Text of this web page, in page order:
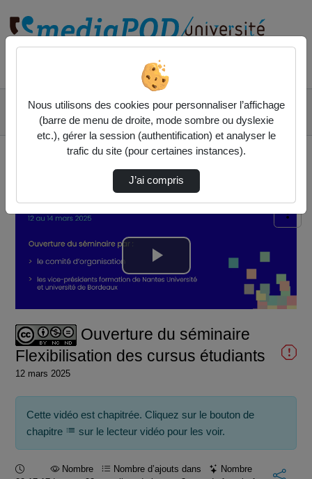
Séminaire Flexibilisation des cursus étudiants - Mars 2025
Ouverture du séminaire Flexibilisation des c…
Lire
la
vidéo
Ouverture du séminaire
Flexibilisation des cursus étudiants
12 mars 2025
Cette vidéo est chapitrée. Cliquez sur le bouton de
chapitre
sur le lecteur vidéo pour les voir.
Durée : Nombre
Nombre d’ajouts dans
Nombre
Nous utilisons des cookies pour personnaliser l’affichage
(barre de menu de droite, mode sombre ou dyslexie
etc.), gérer la session (authentification) et analyser le
trafic du site (pour certaines instances).
J’ai compris